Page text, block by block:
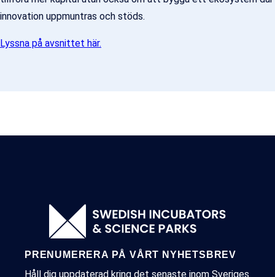
innovation uppmuntras och stöds.
Lyssna på avsnittet här.
PRENUMERERA PÅ VÅRT NYHETSBREV
Håll dig uppdaterad kring det senaste inom Sveriges